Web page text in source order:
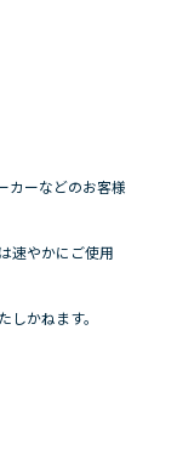
カーなどのお客様
速やかにご使用
かねます。